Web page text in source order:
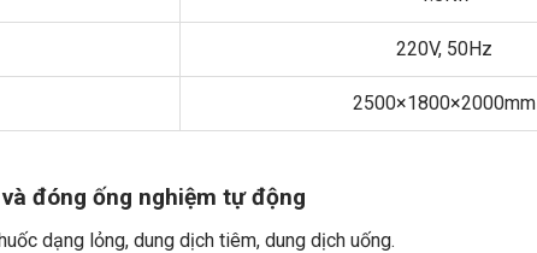
220V, 50Hz
2500×1800×2000mm
đóng ống nghiệm tự động
dạng lỏng, dung dịch tiêm, dung dịch uống.